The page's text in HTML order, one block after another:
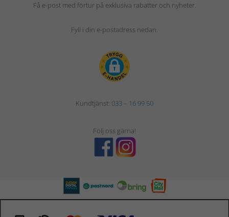
Få e-post med förtur på exklusiva rabatter och nyheter.
Fyll i din e-postadress nedan.
Kundtjänst: 033 – 16 99 50
Följ oss gärna!